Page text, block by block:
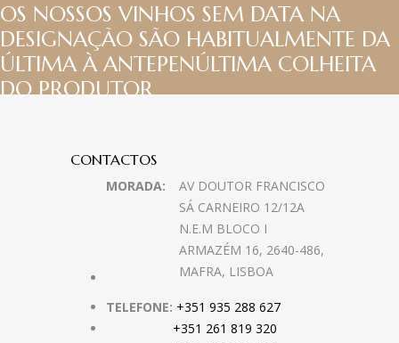
OS NOSSOS VINHOS SEM DATA NA
DESIGNAÇÃO SÃO HABITUALMENTE DA
ÚLTIMA À ANTEPENÚLTIMA COLHEITA
DO PRODUTOR
CONTACTOS
MORADA:
AV DOUTOR FRANCISCO
SÁ CARNEIRO 12/12A
N.E.M BLOCO I
ARMAZÉM 16, 2640-486,
MAFRA, LISBOA
TELEFONE: +351 935 288 627
+351 261 819 320